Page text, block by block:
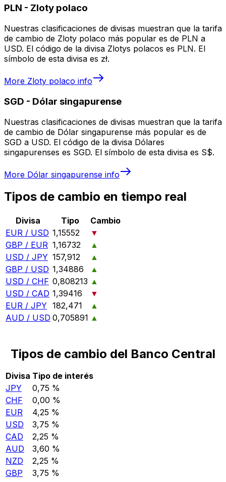
PLN - Zloty polaco
Nuestras clasificaciones de divisas muestran que la tarifa
de cambio de Zloty polaco más popular es de PLN a
USD. El código de la divisa Zlotys polacos es PLN. El
símbolo de esta divisa es zł.
More Zloty polaco info
SGD - Dólar singapurense
Nuestras clasificaciones de divisas muestran que la tarifa
de cambio de Dólar singapurense más popular es de
SGD a USD. El código de la divisa Dólares
singapurenses es SGD. El símbolo de esta divisa es S$.
More Dólar singapurense info
Tipos de cambio en tiempo real
Divisa Tipo
Cambio
EUR / USD 1,15552
▼
GBP / EUR 1,16732
▲
USD / JPY 157,912
▲
GBP / USD 1,34886
▲
USD / CHF 0,808213 ▲
USD / CAD 1,39416
▼
EUR / JPY 182,471
▲
AUD / USD 0,705891 ▲
Tipos de cambio del Banco Central
Divisa Tipo de interés
JPY
0,75 %
CHF
0,00 %
EUR
4,25 %
USD
3,75 %
CAD
2,25 %
AUD
3,60 %
NZD
2,25 %
GBP
3,75 %